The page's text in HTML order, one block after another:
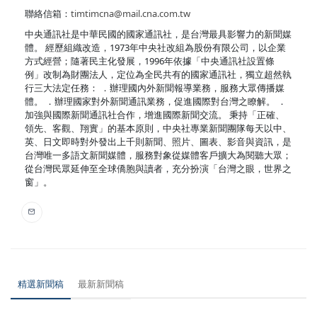
聯絡信箱： timtimcna@mail.cna.com.tw
中央通訊社是中華民國的國家通訊社，是台灣最具影響力的新聞媒
體。 經歷組織改造，1973年中央社改組為股份有限公司，以企業
方式經營；隨著民主化發展，1996年依據「中央通訊社設置條
例」改制為財團法人，定位為全民共有的國家通訊社，獨立超然執
行三大法定任務： ．辦理國內外新聞報導業務，服務大眾傳播媒
體。 ．辦理國家對外新聞通訊業務，促進國際對台灣之瞭解。 ．
加強與國際新聞通訊社合作，增進國際新聞交流。 秉持「正確、
領先、客觀、翔實」的基本原則，中央社專業新聞團隊每天以中、
英、日文即時對外發出上千則新聞、照片、圖表、影音與資訊，是
台灣唯一多語文新聞媒體，服務對象從媒體客戶擴大為閱聽大眾；
從台灣民眾延伸至全球僑胞與讀者，充分扮演「台灣之眼，世界之
窗」。
精選新聞稿 最新新聞稿